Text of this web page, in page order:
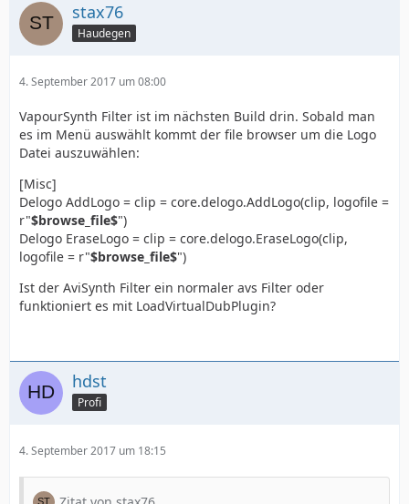
stax76
Haudegen
4. September 2017 um 08:00
VapourSynth Filter ist im nächsten Build drin. Sobald man
es im Menü auswählt kommt der file browser um die Logo
Datei auszuwählen:
[Misc]
Delogo AddLogo = clip = core.delogo.AddLogo(clip, logofile =
r"$browse_file$")
Delogo EraseLogo = clip = core.delogo.EraseLogo(clip,
logofile = r"$browse_file$")
Ist der AviSynth Filter ein normaler avs Filter oder
funktioniert es mit LoadVirtualDubPlugin?
hdst
Profi
4. September 2017 um 18:15